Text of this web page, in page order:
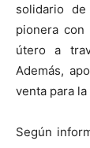
solidario
pionera
útero a
Además,
venta para la
Según